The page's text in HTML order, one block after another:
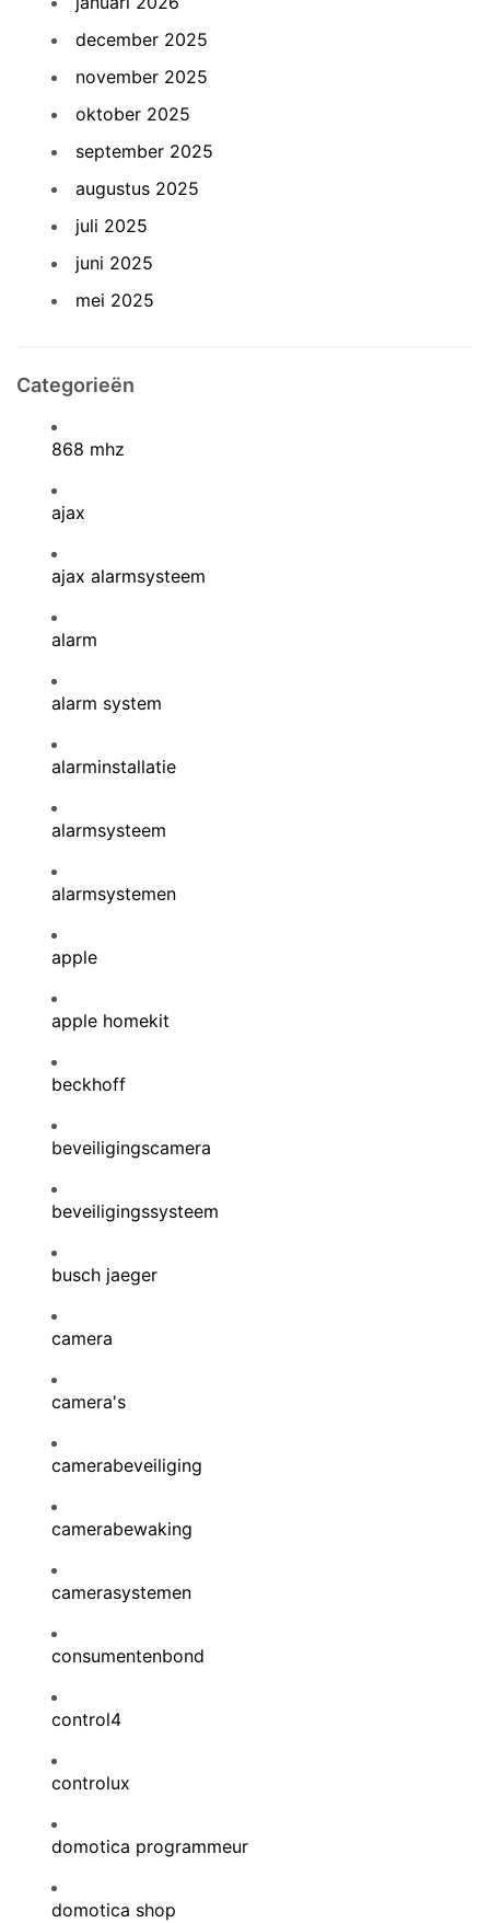
december 2025
november 2025
oktober 2025
september 2025
augustus 2025
juli 2025
juni 2025
mei 2025
Categorieën
868 mhz
ajax
ajax alarmsysteem
alarm
alarm system
alarminstallatie
alarmsysteem
alarmsystemen
apple
apple homekit
beckhoff
beveiligingscamera
beveiligingssysteem
busch jaeger
camera
camera's
camerabeveiliging
camerabewaking
camerasystemen
consumentenbond
control4
controlux
domotica programmeur
domotica shop